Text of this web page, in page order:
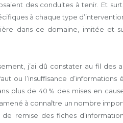
des conduites à tenir. Et
à chaque type
dans ce domaine, imitée et
j’ai dû constater au fil des
ou l’insuffisance
plus de 40 % des mises en
à connaître un nombre
de remise des fiches